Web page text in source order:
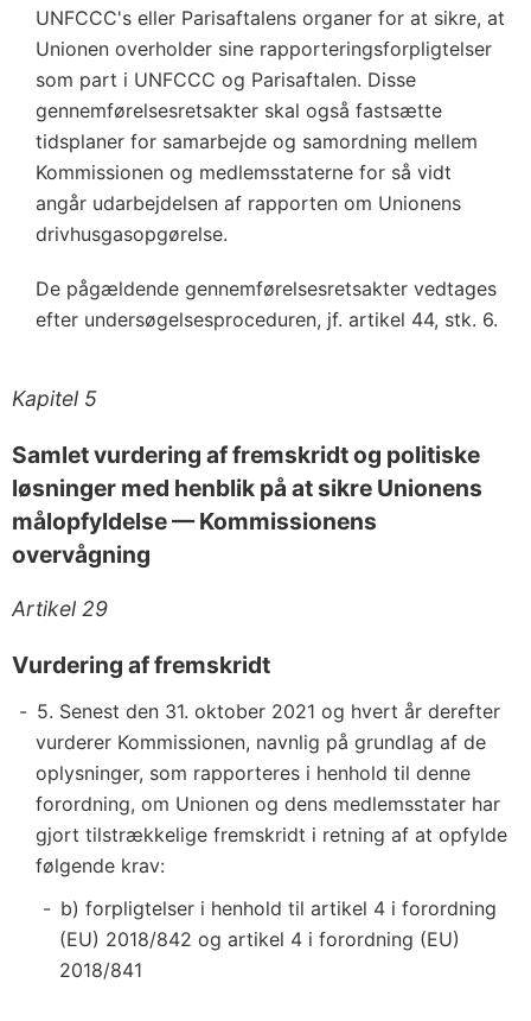
UNFCCC's eller Parisaftalens organer for at sikre, at
Unionen overholder sine rapporteringsforpligtelser
som part i UNFCCC og Parisaftalen. Disse
gennemførelsesretsakter skal også fastsætte
tidsplaner for samarbejde og samordning mellem
Kommissionen og medlemsstaterne for så vidt
angår udarbejdelsen af rapporten om Unionens
drivhusgasopgørelse.
De pågældende gennemførelsesretsakter vedtages
efter undersøgelsesproceduren, jf. artikel 44, stk. 6.
Kapitel 5
Samlet vurdering af fremskridt og politiske
løsninger med henblik på at sikre Unionens
målopfyldelse — Kommissionens
overvågning
Artikel 29
Vurdering af fremskridt
5. Senest den 31. oktober 2021 og hvert år derefter
vurderer Kommissionen, navnlig på grundlag af de
oplysninger, som rapporteres i henhold til denne
forordning, om Unionen og dens medlemsstater har
gjort tilstrækkelige fremskridt i retning af at opfylde
følgende krav:
b) forpligtelser i henhold til artikel 4 i forordning
(EU) 2018/842 og artikel 4 i forordning (EU)
2018/841